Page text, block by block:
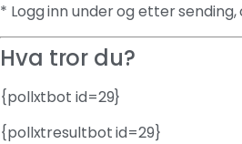
* Logg inn under og etter
Hva tror du?
{pollxtbot id=29}
{pollxtresultbot id=29}